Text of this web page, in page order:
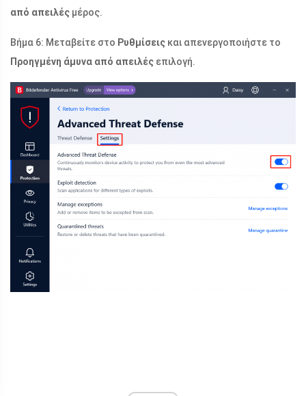
από απειλές μέρος.
Βήμα 6: Μεταβείτε στο Ρυθμίσεις και απενεργοποιήστε το
Προηγμένη άμυνα από απειλές επιλογή.